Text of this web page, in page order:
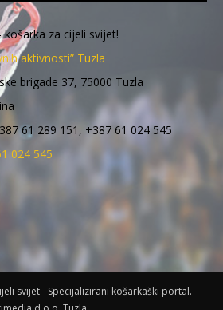
za cijeli svijet!
aktivnosti” Tuzla
brigade 37, 75000 Tuzla
61 289 151, +387 61 024 545
024 545
svijet - Specijalizirani košarkaški portal.